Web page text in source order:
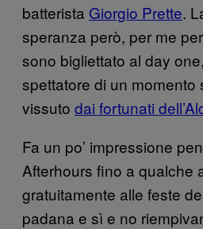
batterista Giorgio Prette.
speranza però, per me
sono bigliettato al day
spettatore di un momento
vissuto dai fortunati
Fa un po’ impressione
Afterhours fino a qualche
gratuitamente alle feste
padana e sì e no